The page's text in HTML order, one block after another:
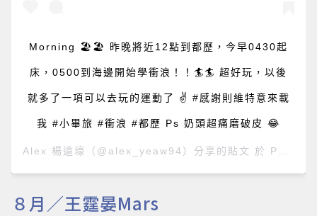
Morning 🏖️🏖️ 昨晚將近12點到都歷，今早0430起
床，0500到海邊開始學衝浪！！🏄🏄 超好玩，以後
就多了一項可以去玩的運動了 ✌️ #感謝則維特意來載
我 #小畢旅 #衝浪 #都歷 Ps 奶頭超痛磨破皮 😂
Alex 楊遠壕 （@alex_yeaw94）分享的貼文 於 PDT 2018 年 8月 月 19 日 下午 6:43
８月／王霆晏Mars